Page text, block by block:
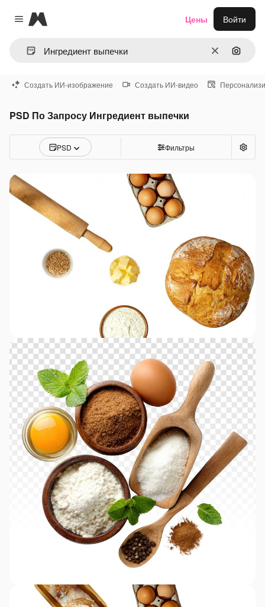
Close menu
Magnific
ОчиститьПоиск
Цены Войти
Создать ИИ-изображение Создать ИИ-видео
PSD По Запросу Ингредиент выпечки
PSD Фильтры